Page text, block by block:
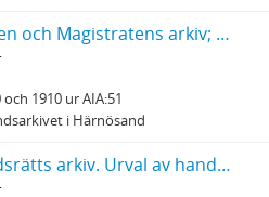
Umeå stad. Rådhusrätten och Magistratens arkiv; Saköreslängder
1910 ur AIA:51
i Härnösand
Lycksele tingslags häradsrätts arkiv. Urval av handlingar rörande lappskatteland